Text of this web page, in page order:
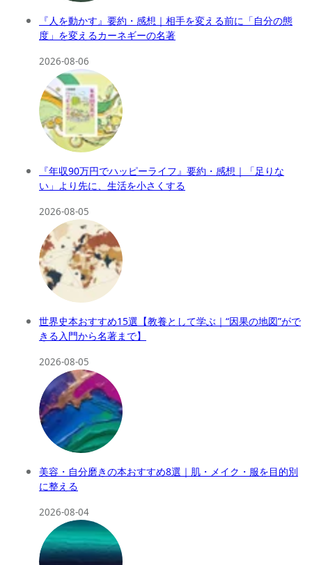
『人を動かす』要約・感想｜相手を変える前に「自分の態
度」を変えるカーネギーの名著
2026-08-06
『年収90万円でハッピーライフ』要約・感想｜「足りな
い」より先に、生活を小さくする
2026-08-05
世界史本おすすめ15選【教養として学ぶ｜“因果の地図”がで
きる入門から名著まで】
2026-08-05
美容・自分磨きの本おすすめ8選｜肌・メイク・服を目的別
に整える
2026-08-04